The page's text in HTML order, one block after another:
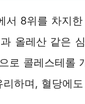
서 8위를 차지
올레산 같은
로 콜레스테롤
하며, 혈당에